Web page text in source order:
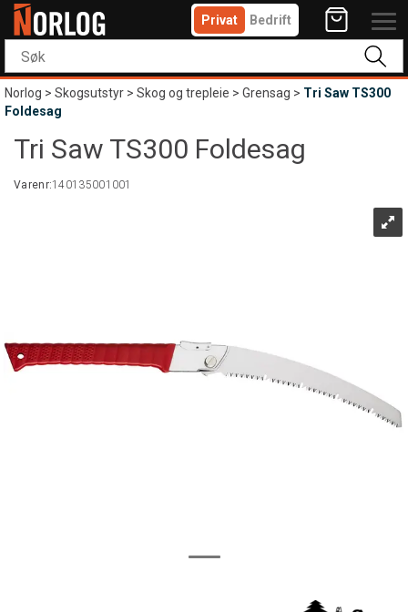
Privat Bedrift
Norlog>Skogsutstyr>Skog og trepleie>Grensag>Tri Saw TS300
Foldesag
Tri Saw TS300 Foldesag
Varenr:140135001001